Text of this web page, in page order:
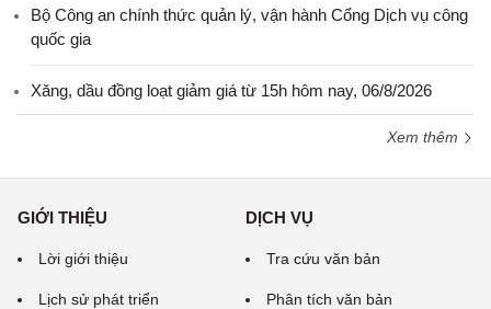
Bộ Công an chính thức quản lý, vận hành Cổng Dịch vụ công
quốc gia
Xăng, dầu đồng loạt giảm giá từ 15h hôm nay, 06/8/2026
Xem thêm
GIỚI THIỆU
Lời giới thiệu
Lịch sử phát triển
DỊCH VỤ
Tra cứu văn bản
Phân tích văn bản